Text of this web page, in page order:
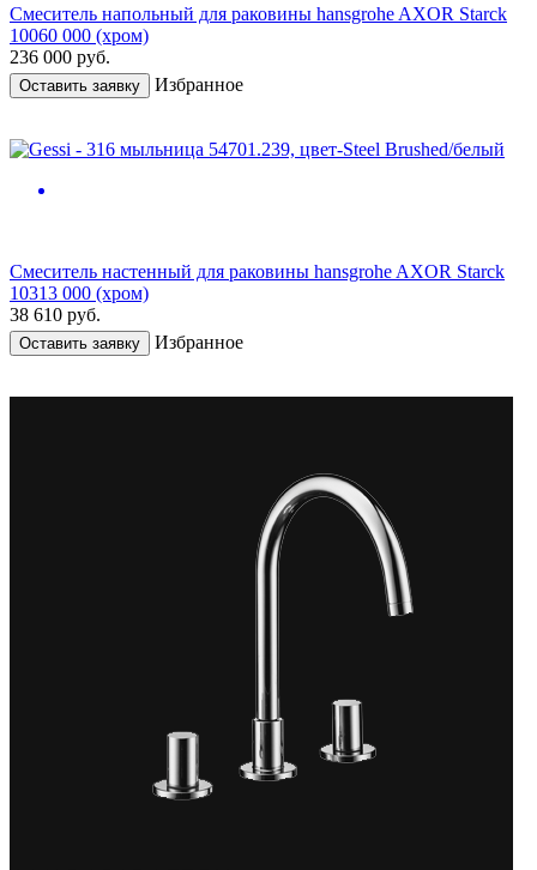
Смеситель напольный для раковины hansgrohe AXOR Starck
10060 000 (хром)
236 000 руб.
Оставить заявку Избранное
Смеситель настенный для раковины hansgrohe AXOR Starck
10313 000 (хром)
38 610 руб.
Оставить заявку Избранное